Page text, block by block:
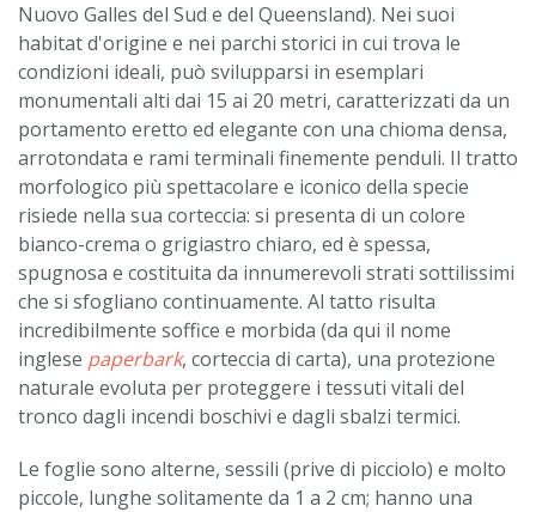
Nuovo Galles del Sud e del Queensland). Nei suoi
habitat d'origine e nei parchi storici in cui trova le
condizioni ideali, può svilupparsi in esemplari
monumentali alti dai 15 ai 20 metri, caratterizzati da un
portamento eretto ed elegante con una chioma densa,
arrotondata e rami terminali finemente penduli. Il tratto
morfologico più spettacolare e iconico della specie
risiede nella sua corteccia: si presenta di un colore
bianco-crema o grigiastro chiaro, ed è spessa,
spugnosa e costituita da innumerevoli strati sottilissimi
che si sfogliano continuamente. Al tatto risulta
incredibilmente soffice e morbida (da qui il nome
inglese paperbark, corteccia di carta), una protezione
naturale evoluta per proteggere i tessuti vitali del
tronco dagli incendi boschivi e dagli sbalzi termici.
Le foglie sono alterne, sessili (prive di picciolo) e molto
piccole, lunghe solitamente da 1 a 2 cm; hanno una